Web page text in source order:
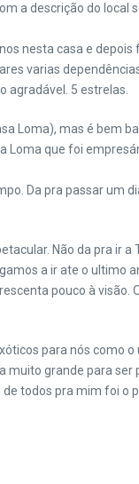
a descrição do local
nesta casa e depois
varias
agradável. 5 estrelas.
Loma), mas é bem
Loma que foi
Da pra passar um
Não da pra ir a
a ir ate o ultimo
pouco à visão.
para nós como o
muito grande para ser
todos pra mim foi o